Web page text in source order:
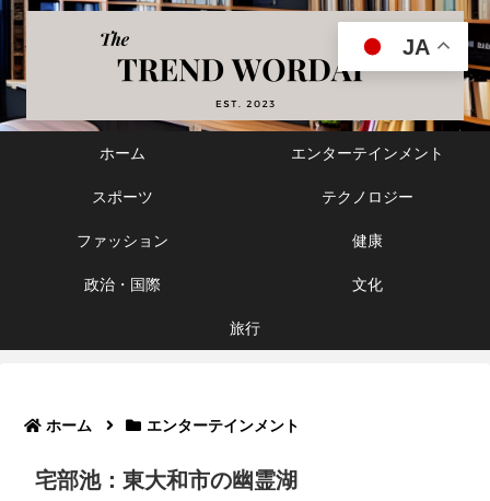
ホーム エンターテインメント
スポーツ テクノロジー
ファッション 健康
政治・国際 文化
旅行
ホーム エンターテインメント
宅部池：東大和市の幽霊湖
JA